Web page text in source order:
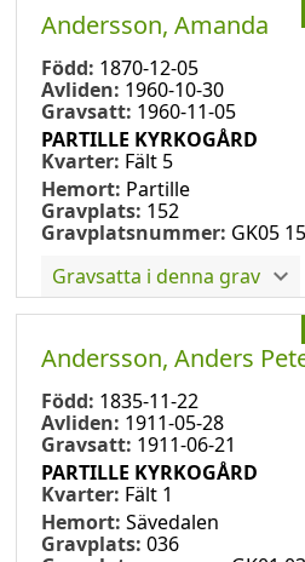
Andersson, Amanda
Född: 1870-12-05
Avliden: 1960-10-30
Gravsatt: 1960-11-05
PARTILLE KYRKOGÅRD
Kvarter: Fält 5
Hemort: Partille
Gravplats: 152
Gravplatsnummer: GK05
Gravsatta i denna grav
Andersson, Anders
Född: 1835-11-22
Avliden: 1911-05-28
Gravsatt: 1911-06-21
PARTILLE KYRKOGÅRD
Kvarter: Fält 1
Hemort: Sävedalen
Gravplats: 036